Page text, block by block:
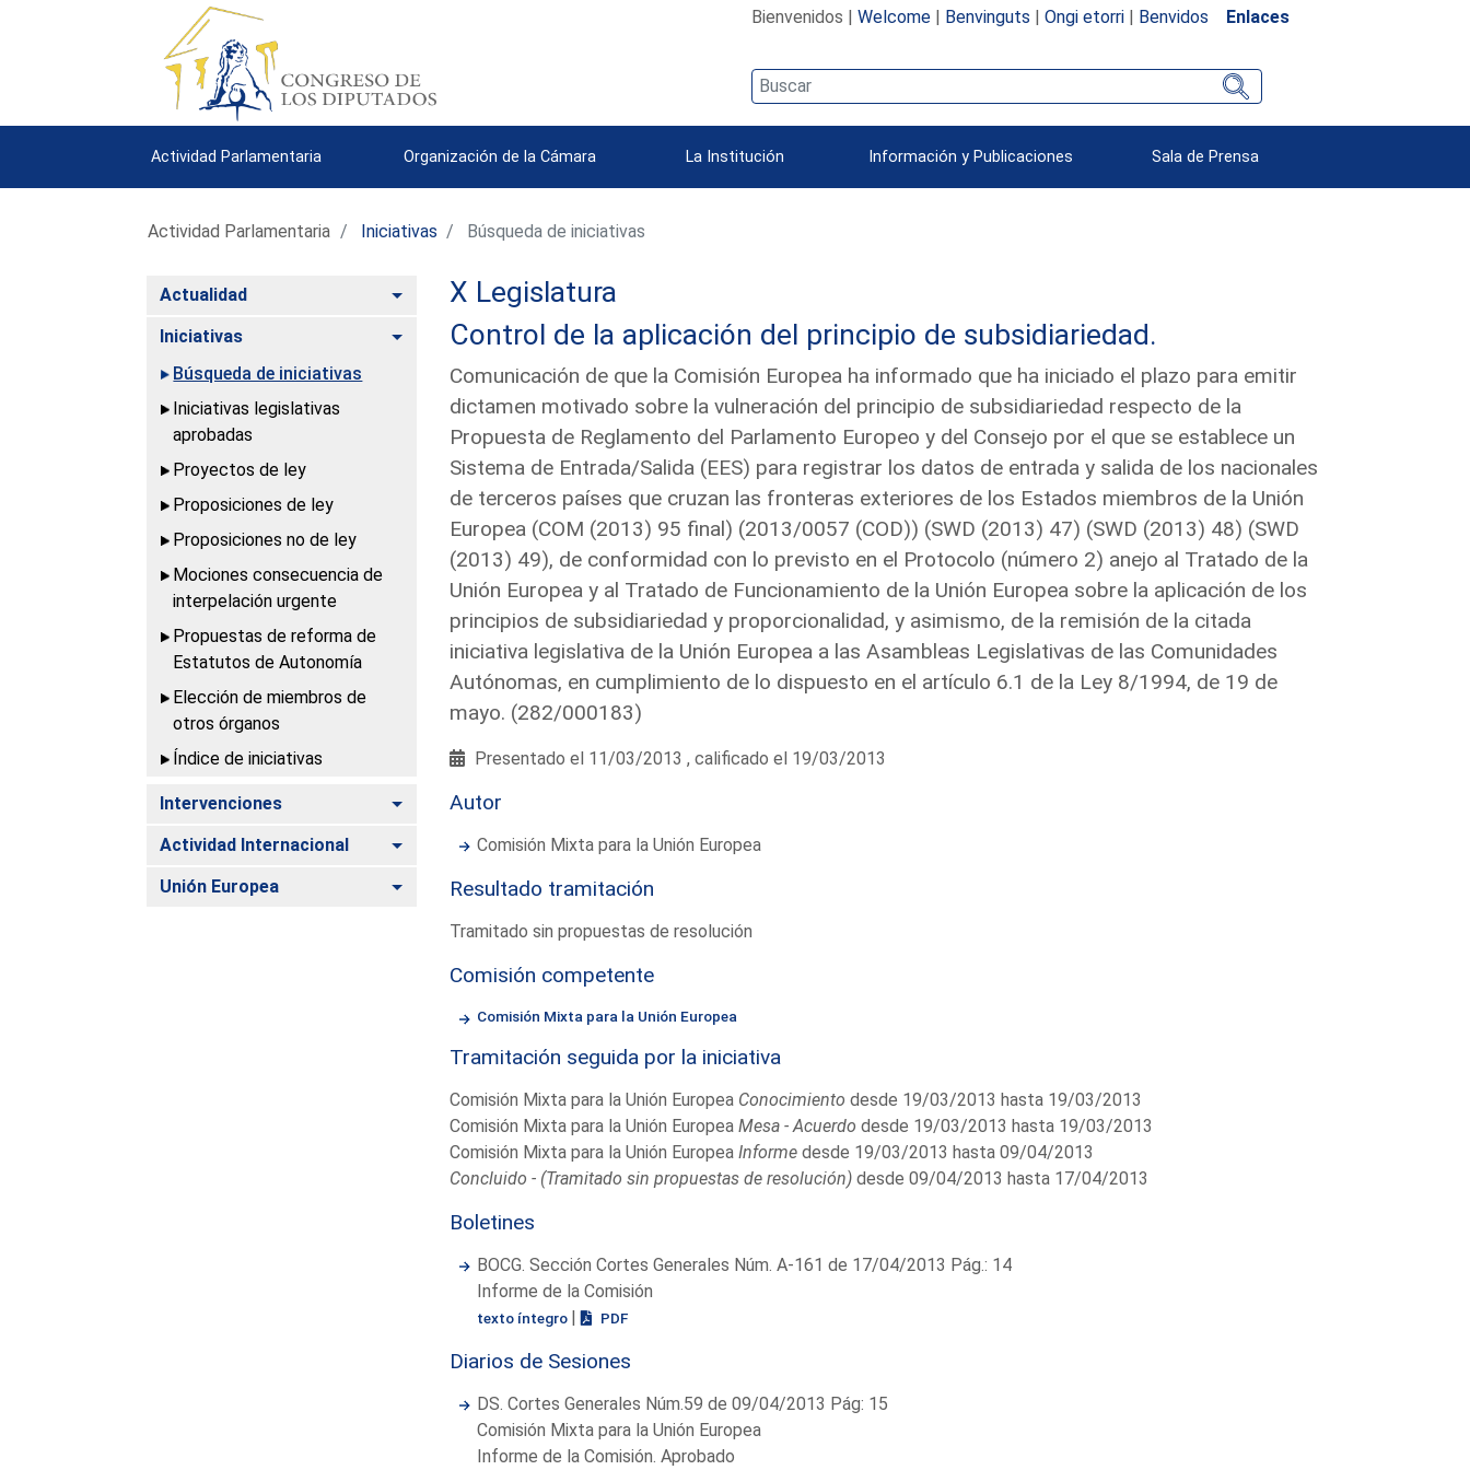
Bienvenidos | Welcome| Benvinguts | Ongi etorri| Benvidos Enlaces
Actividad Parlamentaria Organización de la Cámara La Institución Información y Publicaciones Sala de Prensa
Actividad Parlamentaria Iniciativas Búsqueda de iniciativas
Actualidad Alternar
Iniciativas
Alternar
Búsqueda de iniciativas
Iniciativas legislativas
aprobadas
Proyectos de ley
Proposiciones de ley
Proposiciones no de ley
Mociones consecuencia de
interpelación urgente
Propuestas de reforma de
Estatutos de Autonomía
Elección de miembros de
otros órganos
Índice de iniciativas
Intervenciones Alternar
Actividad Internacional Alternar
Unión Europea Alternar
X Legislatura
Control de la aplicación del principio de subsidiariedad.
Comunicación de que la Comisión Europea ha informado que ha iniciado el plazo para emitir
dictamen motivado sobre la vulneración del principio de subsidiariedad respecto de la
Propuesta de Reglamento del Parlamento Europeo y del Consejo por el que se establece un
Sistema de Entrada/Salida (EES) para registrar los datos de entrada y salida de los nacionales
de terceros países que cruzan las fronteras exteriores de los Estados miembros de la Unión
Europea (COM (2013) 95 final) (2013/0057 (COD)) (SWD (2013) 47) (SWD (2013) 48) (SWD
(2013) 49), de conformidad con lo previsto en el Protocolo (número 2) anejo al Tratado de la
Unión Europea y al Tratado de Funcionamiento de la Unión Europea sobre la aplicación de los
principios de subsidiariedad y proporcionalidad, y asimismo, de la remisión de la citada
iniciativa legislativa de la Unión Europea a las Asambleas Legislativas de las Comunidades
Autónomas, en cumplimiento de lo dispuesto en el artículo 6.1 de la Ley 8/1994, de 19 de
mayo. (282/000183)
Presentado el 11/03/2013 , calificado el 19/03/2013
Autor
Comisión Mixta para la Unión Europea
Resultado tramitación
Tramitado sin propuestas de resolución
Comisión competente
Comisión Mixta para la Unión Europea
Tramitación seguida por la iniciativa
Comisión Mixta para la Unión Europea Conocimiento desde 19/03/2013 hasta 19/03/2013
Comisión Mixta para la Unión Europea Mesa - Acuerdo desde 19/03/2013 hasta 19/03/2013
Comisión Mixta para la Unión Europea Informedesde 19/03/2013 hasta 09/04/2013
Concluido - (Tramitado sin propuestas de resolución)desde 09/04/2013 hasta 17/04/2013
Boletines
BOCG. Sección Cortes Generales Núm. A-161 de 17/04/2013 Pág.: 14
Informe de la Comisión
texto íntegro | PDF
Diarios de Sesiones
DS. Cortes Generales Núm.59 de 09/04/2013 Pág: 15
Comisión Mixta para la Unión Europea
Informe de la Comisión. Aprobado